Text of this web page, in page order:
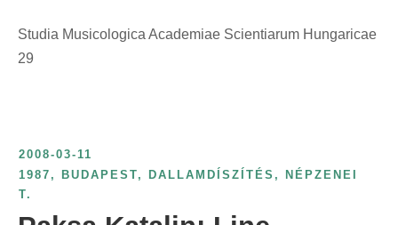
Studia Musicologica Academiae Scientiarum Hungaricae
29
2008-03-11
1987 , BUDAPEST, DALLAMDÍSZÍTÉS , NÉPZENEI
T.